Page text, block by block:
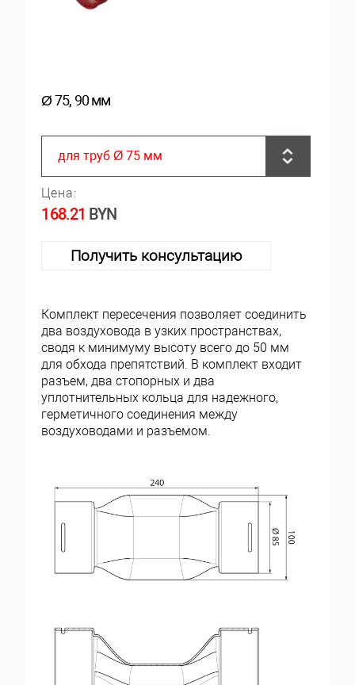
Ø 75, 90 мм
для труб Ø 75 мм
Цена:
168.21 BYN
Получить консультацию
Комплект пересечения позволяет соединить
два воздуховода в узких пространствах,
сводя к минимуму высоту всего до 50 мм
для обхода препятствий. В комплект входит
разъем, два стопорных и два
уплотнительных кольца для надежного,
герметичного соединения между
воздуховодами и разъемом.